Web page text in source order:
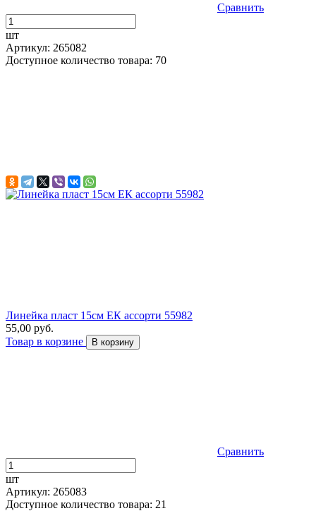
Сравнить
шт
Артикул: 265082
Доступное количество товара: 70
Линейка пласт 15см ЕК ассорти 55982
55,00 руб.
Товар в корзине
В корзину
Сравнить
шт
Артикул: 265083
Доступное количество товара: 21